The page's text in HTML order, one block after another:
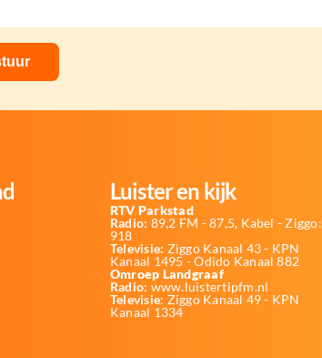
Luister en kijk
RTV Parkstad
Radio: 89,2 FM - 87,5, Kabel - Ziggo:
918
Televisie: Ziggo Kanaal 43 - KPN
Kanaal 1495 - Odido Kanaal 882
Omroep Landgraaf
Radio: www.luistertipfm.nl
Televisie: Ziggo Kanaal 49 - KPN
Kanaal 1334